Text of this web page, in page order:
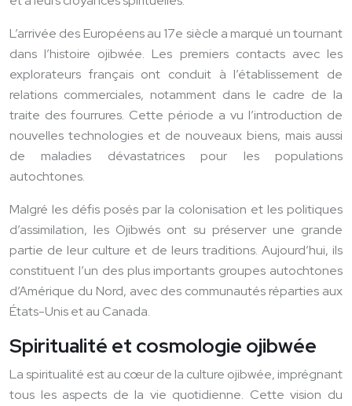
L’arrivée des Européens au 17e siècle a marqué un tournant
dans l’histoire ojibwée. Les premiers contacts avec les
explorateurs français ont conduit à l’établissement de
relations commerciales, notamment dans le cadre de la
traite des fourrures. Cette période a vu l’introduction de
nouvelles technologies et de nouveaux biens, mais aussi
de maladies dévastatrices pour les populations
autochtones.
Malgré les défis posés par la colonisation et les politiques
d’assimilation, les Ojibwés ont su préserver une grande
partie de leur culture et de leurs traditions. Aujourd’hui, ils
constituent l’un des plus importants groupes autochtones
d’Amérique du Nord, avec des communautés réparties aux
États-Unis et au Canada.
Spiritualité et cosmologie ojibwée
La spiritualité est au cœur de la culture ojibwée, imprégnant
tous les aspects de la vie quotidienne. Cette vision du